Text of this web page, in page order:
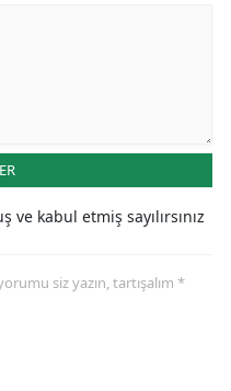
ve kabul etmiş sayılırsınız
siz yazın, tartışalım *